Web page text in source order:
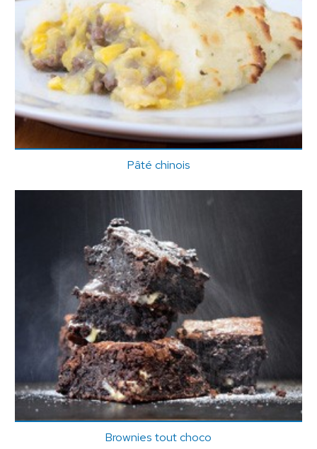
Pâté chinois
Brownies tout choco